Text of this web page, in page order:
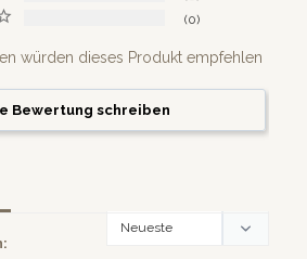
0
würden dieses Produkt empfehlen
Bewertung schreiben